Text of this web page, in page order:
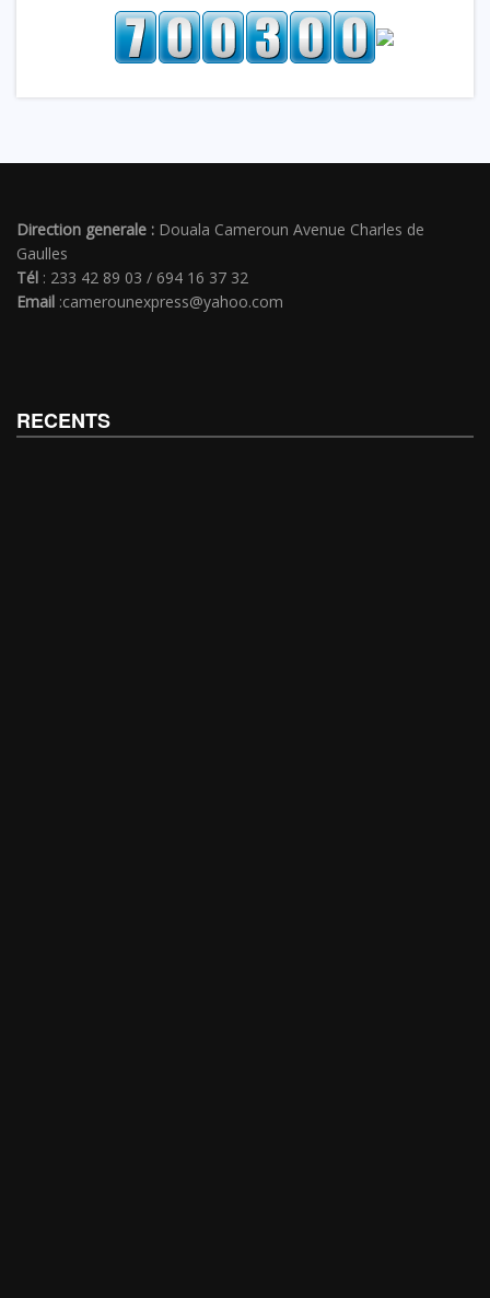
Direction generale : Douala Cameroun Avenue Charles de
Gaulles
Tél : 233 42 89 03 / 694 16 37 32
Email :camerounexpress@yahoo.com
RECENTS